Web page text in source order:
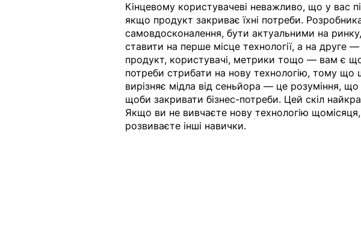
Кінцевому користувачеві неважливо, що у вас
якщо продукт закриває їхні потреби.
самовдосконалення, бути актуальними на
ставити на перше місце технології, а на друге
продукт, користувачі, метрики тощо — вам є
потреби стрибати на нову технологію, тому що
вирізняє мідла від сеньйора — це розуміння,
щоби закривати бізнес-потреби. Цей скіл
Якщо ви не вивчаєте нову технологію
розвиваєте інші навички.